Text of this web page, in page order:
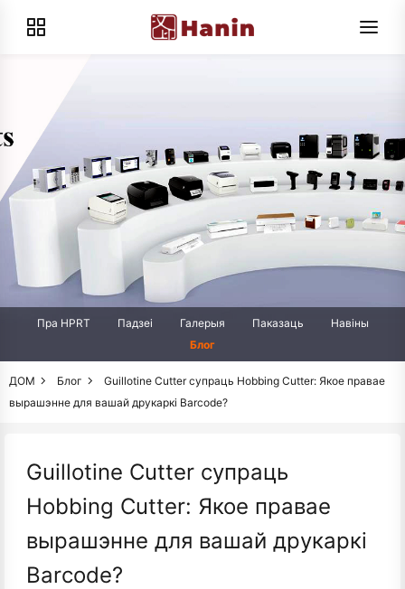
Пра HPRT Падзеі Галерыя Паказаць
Навіны
Блог
ДОМ Блог
Guillotine Cutter супраць Hobbing Cutter: Якое правае
вырашэнне для вашай друкаркі Barcode?
Guillotine Cutter супраць
Hobbing Cutter: Якое правае
вырашэнне для вашай друкаркі
Barcode?